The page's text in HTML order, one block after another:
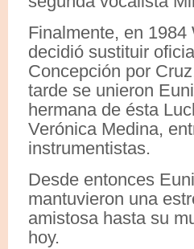
Finalmente, en 1984
decidió sustituir
Concepción por
tarde se unieron
hermana de ésta
Verónica Medina,
instrumentistas.
Desde entonces
mantuvieron una
amistosa hasta su
hoy.